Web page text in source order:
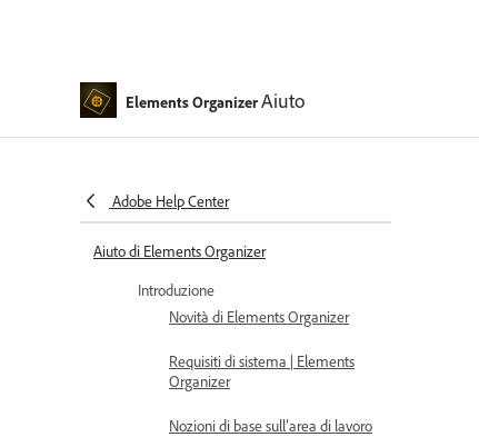
Elements OrganizerAiuto
Adobe Help Center
Aiuto di Elements Organizer
Introduzione
Novità di Elements Organizer
Requisiti di sistema | Elements
Organizer
Nozioni di base sull’area di lavoro